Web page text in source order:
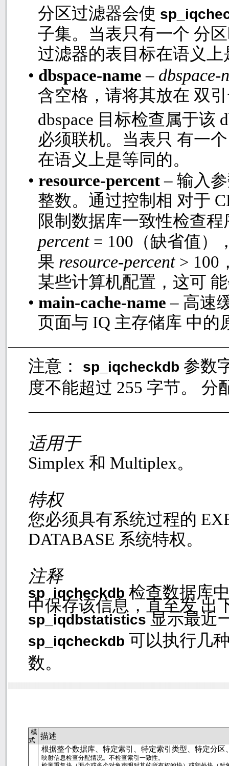
分区过滤器会使
子集。当表只有一个 分
过滤器的表目标在语义上
• dbspace-name– dbspace-
含空格，请将其放在 双
dbspace 目标检查属于该
必须联机。当表只 有一
在语义上是等同的。
• resource-percent– 输入
整数。通过控制相 对于
限制数据库一致性检查
percent = 100 （缺省值
果 resource-percent > 100
某些计算机配置，这可
• main-cache-name– 高速
页面与 IQ 主存储库 中的
注意： sp_iqcheckdb 参数
度不能超过 255 字节。 分
适用于
Simplex 和 Multiplex。
特权
您必须具有系统过程的
DATABASE 系统特权。
注释
sp_iqcheckdb 检查数据库
中保存该信息，直至发 出
sp_iqdbstatistics 显示最近
sp_iqcheckdb 可以执行几
数。
模
式
描述
根据整个数据库、特定索引、特定索引类型、特定分
映射信息检查分配情况。不检查索引一致性。